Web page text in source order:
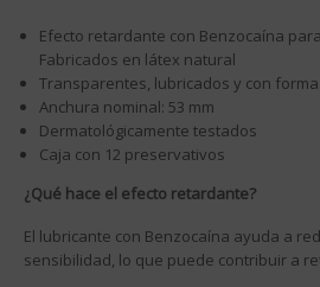
Efecto retardante con Benzocaína
Fabricados en látex natural
Transparentes, lubricados y con
Anchura nominal: 53 mm
Dermatológicamente testados
Caja con 12 preservativos
¿Qué hace el efecto retardante?
El lubricante con Benzocaína ayuda a
sensibilidad, lo que puede contribuir a